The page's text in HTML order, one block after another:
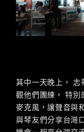
其中一天晚上， 志
觀他們團練， 特別
麥克風，讓聲音與
與琴友們分享台灣